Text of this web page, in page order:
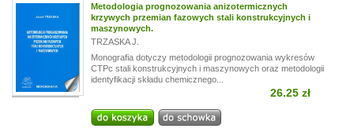
Metodologia prognozowania anizotermicznych
krzywych przemian fazowych stali konstrukcyjnych i
maszynowych.
TRZASKA J.
Monografia dotyczy metodologii prognozowania wykresów
CTPc stali konstrukcyjnych i maszynowych oraz metodologii
identyfikacji składu chemicznego...
26.25 zł